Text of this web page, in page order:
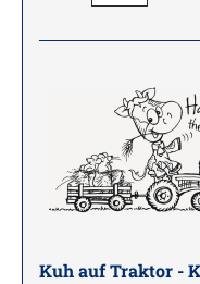
Kuh auf Traktor -